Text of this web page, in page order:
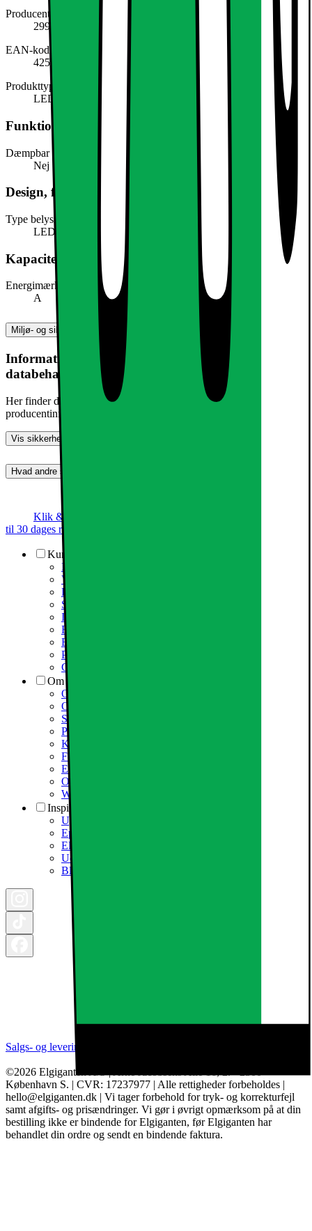
Producentens varenummer
299017859
EAN-kode
4251171791525
Produkttype
LED light
Funktioner
Dæmpbar
Nej
Design, form og placering
Type belysning
LED
Kapacitet, forbrug og strøm
Energimærke
A
Miljø- og sikkerhedsoplysninger
Information om produktsikkerhed og
databehandling
Her finder du information om generel produktsikkerhed og
producentinformation
Vis sikkerhedsoplysninger
Hvad andre synes (0)
Klik & Hent
til 30 dages returret
Kundeservice
Kundeservice
Varehuse / åbningstider
Elgigantens kundefordele
Services
Information om spam/phishing-emails og SMS
Fortrydelsesret
Elgigantens privatlivspolitik
Partner
Cookiepolitik
Om Elgiganten
Om Elkjøp Nordic
Om Elgiganten
Samfundsansvar
Presseinformation
Karriere i Elgiganten
Fødevarestyrelsen smiley
Elgigantens Kundeklub
Om Elgiganten Erhverv
Whistleblowing i organisationen
Inspiration
Ugens tilbud - og andre gode priser
Epoq køkken & bryggers
Elgigantens Magasin
Udsalg
Black Friday 2026
Salgs- og leveringsbetingelser
©2026 Elgiganten A/S | Arne Jacobsens Allé 16, 2. - 2300
København S. | CVR: 17237977 | Alle rettigheder forbeholdes |
hello@elgiganten.dk | Vi tager forbehold for tryk- og korrekturfejl
samt afgifts- og prisændringer. Vi gør i øvrigt opmærksom på at din
bestilling ikke er bindende for Elgiganten, før Elgiganten har
behandlet din ordre og sendt en bindende faktura.